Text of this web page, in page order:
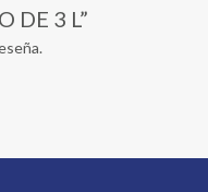
DE 3 L”